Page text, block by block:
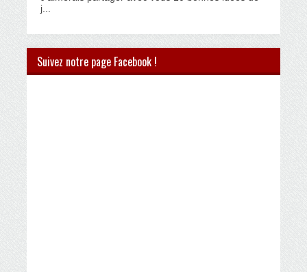
j...
Suivez notre page Facebook !